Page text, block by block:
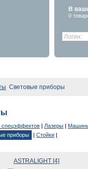
В
0
Световые приборы
спецэффектов | Лазеры |
приборы | Стойки |
ASTRALIGHT [4]